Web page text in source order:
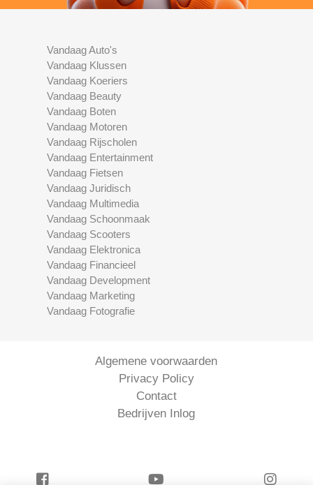
Vandaag Auto's
Vandaag Klussen
Vandaag Koeriers
Vandaag Beauty
Vandaag Boten
Vandaag Motoren
Vandaag Rijscholen
Vandaag Entertainment
Vandaag Fietsen
Vandaag Juridisch
Vandaag Multimedia
Vandaag Schoonmaak
Vandaag Scooters
Vandaag Elektronica
Vandaag Financieel
Vandaag Development
Vandaag Marketing
Vandaag Fotografie
Algemene voorwaarden
Privacy Policy
Contact
Bedrijven Inlog